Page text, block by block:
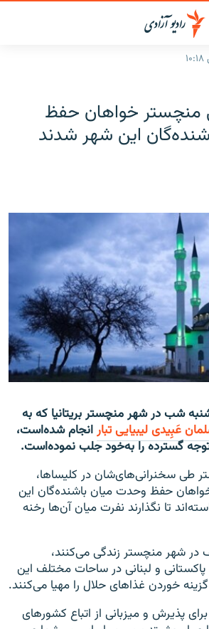
رادیو اروپای آزاد
منچستر خواهان حفظ
این شهر شدند
شب در شهر منچستر بریتانیا که به
عَبِیدی لیبیایی تبارانجام شده‌است،
گسترده را به‌خود جلب نموده‌است.
طی سخنرانی‌های‌شان در کلیسا‌ها،
حفظ وحدت میان باشنده‌گان این
تا نگذارند نفرت میان آن‌ها رخنه
در شهر منچستر زندگی می‌کنند،
پاکستانی و لبنانی در ساحات مختلف این
خوردن غذا‌های حلال را مهیا می‌کنند.
پذیرش و میزبانی از اتباع کشورهای